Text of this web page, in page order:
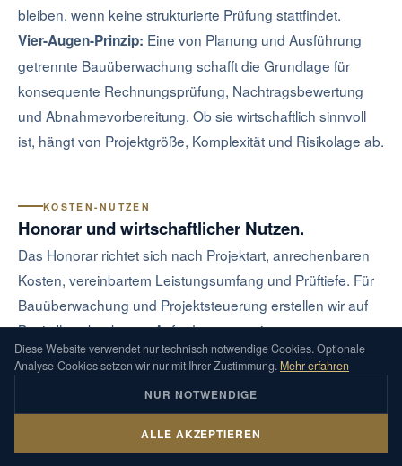
bleiben, wenn keine strukturierte Prüfung stattfindet.
Vier-Augen-Prinzip: Eine von Planung und Ausführung
getrennte Bauüberwachung schafft die Grundlage für
konsequente Rechnungsprüfung, Nachtragsbewertung
und Abnahmevorbereitung. Ob sie wirtschaftlich sinnvoll
ist, hängt von Projektgröße, Komplexität und Risikolage ab.
KOSTEN-NUTZEN
Honorar und wirtschaftlicher Nutzen.
Das Honorar richtet sich nach Projektart, anrechenbaren
Kosten, vereinbartem Leistungsumfang und Prüftiefe. Für
Bauüberwachung und Projektsteuerung erstellen wir auf
Basis Ihrer konkreten Anforderungen ein
projektbezogenes Angebot.
Entscheidend ist nicht ein pauschales
Einsparversprechen, sondern eine prüfbare Grundlage für
Zahlungen, Nachträge, Abnahmen und
Projektentscheidungen.
Diese Website verwendet nur technisch notwendige Cookies. Optionale
Analyse-Cookies setzen wir nur mit Ihrer Zustimmung. Mehr erfahren
NUR NOTWENDIGE
ALLE AKZEPTIEREN
Kosten, Termine oder Abnahme klären